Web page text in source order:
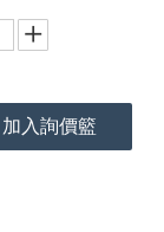
加入詢價籃